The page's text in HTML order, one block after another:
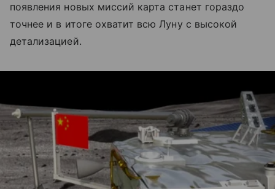
появления новых миссий карта станет гораздо
точнее и в итоге охватит всю Луну с высокой
детализацией.